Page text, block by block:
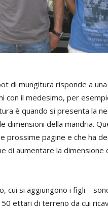
di mungitura risponde a
con il medesimo, per
è quando si presenta la
della mandria.
prossime pagine e che ha
di aumentare la
cui si aggiungono i figli –
ettari di terreno da cui